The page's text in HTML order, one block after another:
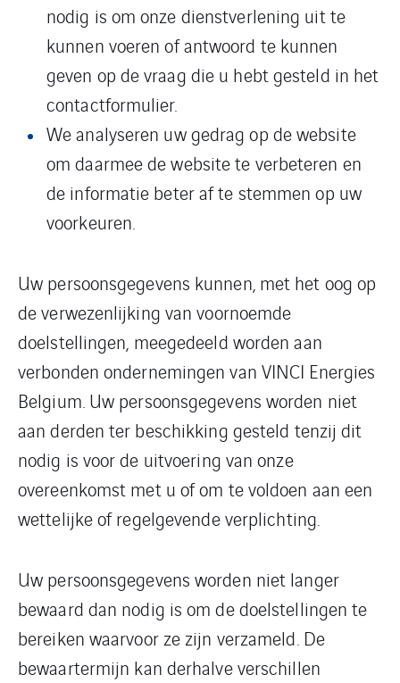
nodig is om onze dienstverlening uit te
kunnen voeren of antwoord te kunnen
geven op de vraag die u hebt gesteld in het
contactformulier.
We analyseren uw gedrag op de website
om daarmee de website te verbeteren en
de informatie beter af te stemmen op uw
voorkeuren.
Uw persoonsgegevens kunnen, met het oog op
de verwezenlijking van voornoemde
doelstellingen, meegedeeld worden aan
verbonden ondernemingen van VINCI Energies
Belgium. Uw persoonsgegevens worden niet
aan derden ter beschikking gesteld tenzij dit
nodig is voor de uitvoering van onze
overeenkomst met u of om te voldoen aan een
wettelijke of regelgevende verplichting.
Uw persoonsgegevens worden niet langer
bewaard dan nodig is om de doelstellingen te
bereiken waarvoor ze zijn verzameld. De
bewaartermijn kan derhalve verschillen